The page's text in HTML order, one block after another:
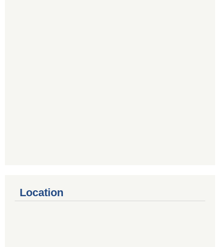
Location